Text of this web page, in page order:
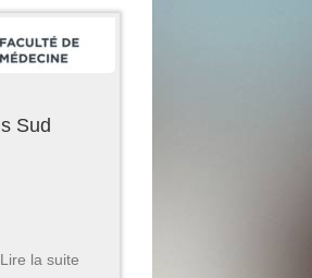
Sud
Lire la suite